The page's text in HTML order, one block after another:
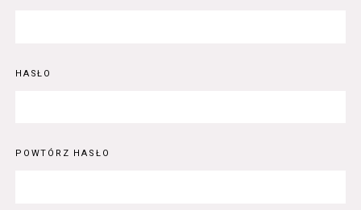
HASŁO
POWTÓRZ HASŁO